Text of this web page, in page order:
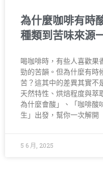
為什麼咖啡有時
種類到苦味來源
喝咖啡時，有些人喜歡果
勁的苦韻。但為什麼有時
苦？這其中的差異其實不
天然特性、烘焙程度與萃
為什麼會酸」、「咖啡酸
生」出發，幫你一次解開
5 6 月, 2025